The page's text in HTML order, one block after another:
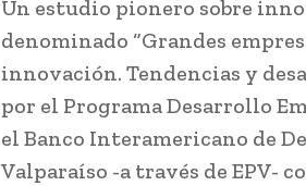
Un estudio pionero sobre
denominado “Grandes
innovación. Tendencias y
por el Programa Desarrollo
el Banco Interamericano de
Valparaíso -a través de EPV-